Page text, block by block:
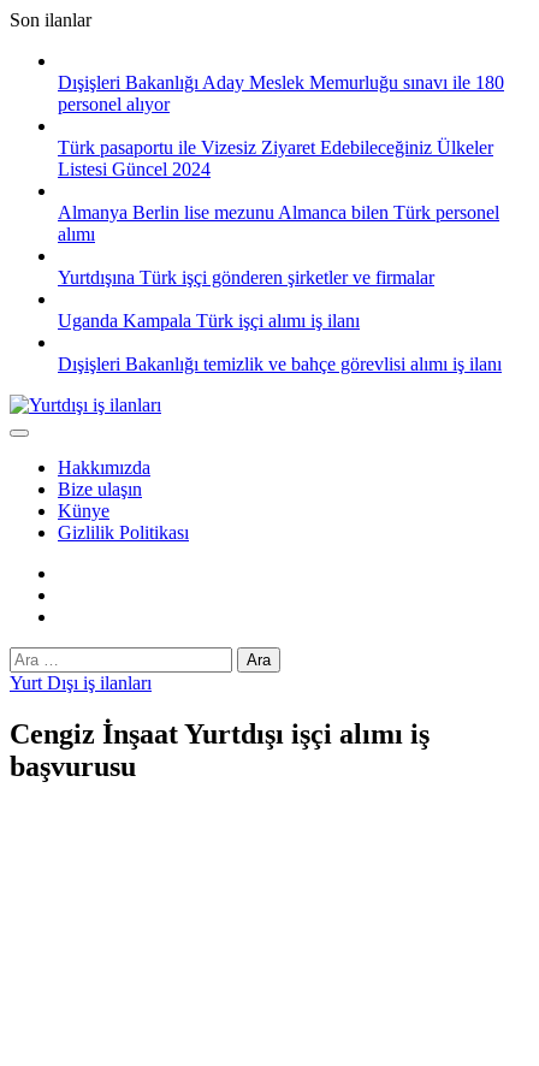
Skip
content
Son ilanlar
Dışişleri Bakanlığı Aday Meslek Memurluğu sınavı ile 180
personel alıyor
Türk pasaportu ile Vizesiz Ziyaret Edebileceğiniz Ülkeler
Listesi Güncel 2024
Almanya Berlin lise mezunu Almanca bilen Türk personel
alımı
Yurtdışına Türk işçi gönderen şirketler ve firmalar
Uganda Kampala Türk işçi alımı iş ilanı
Dışişleri Bakanlığı temizlik ve bahçe görevlisi alımı iş ilanı
Hakkımızda
Bize ulaşın
Künye
Gizlilik Politikası
Arama:
Yurt Dışı iş ilanları
Cengiz İnşaat Yurtdışı işçi alımı iş
başvurusu